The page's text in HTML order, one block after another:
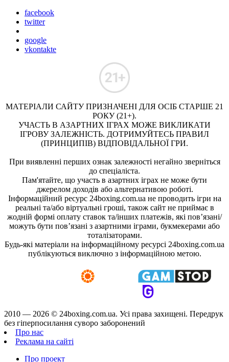
facebook
twitter
google
vkontakte
МАТЕРІАЛИ САЙТУ ПРИЗНАЧЕНІ ДЛЯ ОСІБ СТАРШЕ 21
РОКУ (21+).
УЧАСТЬ В АЗАРТНИХ ІГРАХ МОЖЕ ВИКЛИКАТИ
ІГРОВУ ЗАЛЕЖНІСТЬ. ДОТРИМУЙТЕСЬ ПРАВИЛ
(ПРИНЦИПІВ) ВІДПОВІДАЛЬНОЇ ГРИ.
При виявленні перших ознак залежності негайно зверніться
до спеціаліста.
Пам'ятайте, що участь в азартних іграх не може бути
джерелом доходів або альтернативою роботі.
Інформаційний ресурс 24boxing.com.ua не проводить ігри на
реальні та/або віртуальні гроші, також сайт не приймає в
жодній формі оплату ставок та/інших платежів, які пов’язані/
можуть бути пов’язані з азартними іграми, букмекерами або
тоталізаторами.
Будь-які матеріали на інформаційному ресурсі 24boxing.com.ua
публікуються виключно з інформаційною метою.
2010 — 2026 © 24boxing.com.ua. Усi права захищенi. Передрук
без гіперпосилання суворо заборонений
Про нас
Реклама на сайті
Про проект